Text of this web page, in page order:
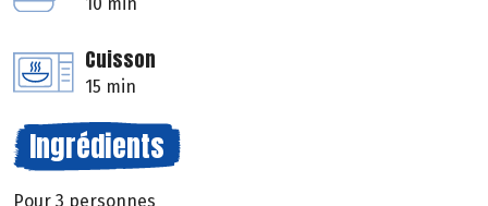
Cuisson
15 min
Ingrédients
Pour 3 personnes